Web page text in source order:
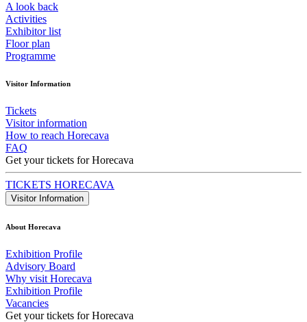
A look back
Activities
Exhibitor list
Floor plan
Programme
Visitor Information
Tickets
Visitor information
How to reach Horecava
FAQ
Get your tickets for Horecava
TICKETS HORECAVA
Visitor Information
About Horecava
Exhibition Profile
Advisory Board
Why visit Horecava
Exhibition Profile
Vacancies
Get your tickets for Horecava